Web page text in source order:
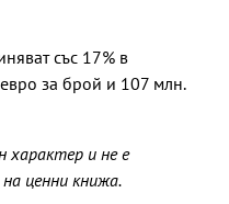
със 17% в
за брой и 107 млн.
характер и не е
ценни книжа.